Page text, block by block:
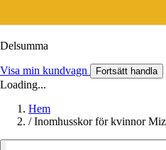
Delsumma
Visa min kundvagn Fortsätt handla
Loading...
Hem
/ Inomhusskor för kvinnor